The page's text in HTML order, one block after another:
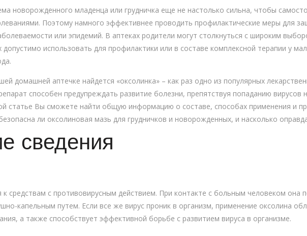
новорожденного младенца или грудничка еще не настолько сильна, чтобы
Поэтому намного эффективнее проводить профилактические меры для
или эпидемий. В аптеках родители могут столкнуться с широким
допустимо использовать для профилактики или в составе комплексной терапии у
домашней аптечке найдется «оксолинка» – как раз одно из популярных
способен предупреждать развитие болезни, препятствуя попаданию вирусов
статье Вы сможете найти общую информацию о составе, способах применения и
ли оксолиновая мазь для грудничков и новорожденных, и насколько
сведения
к средствам с противовирусным действием. При контакте с больным человеком она
капельным путем. Если все же вирус проник в организм, применение оксолина
а также способствует эффективной борьбе с развитием вируса в организме.